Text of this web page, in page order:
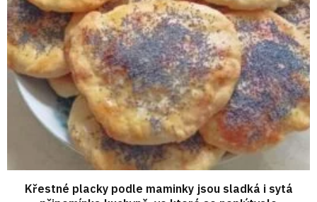
Křestné placky podle maminky jsou sladká i sytá